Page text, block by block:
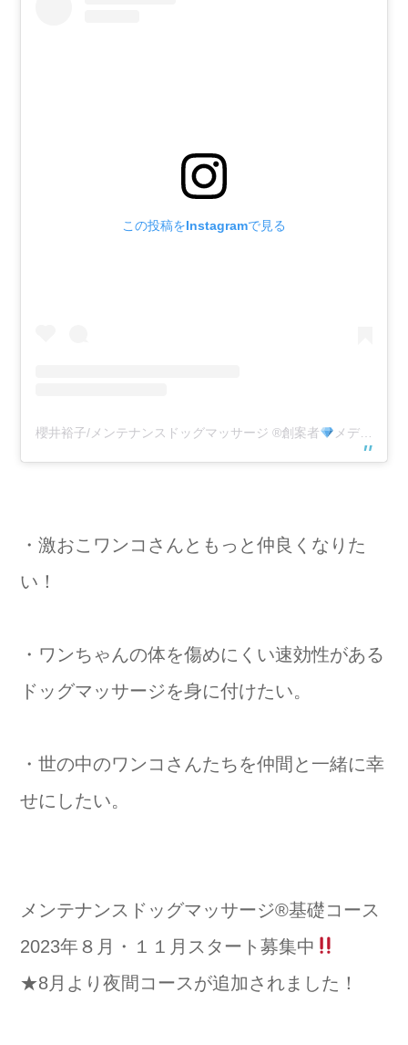
この投稿をInstagramで見る
櫻井裕子/メンテナンスドッグマッサージ ®️創案者 メディカルドッグアロマブランド♚ルポデアンジュ(@appricie)がシェアした投稿
・激おこワンコさんともっと仲良くなりた
い！
・ワンちゃんの体を傷めにくい速効性がある
ドッグマッサージを身に付けたい。
・世の中のワンコさんたちを仲間と一緒に幸
せにしたい。
⁡メンテナンスドッグマッサージ®️基礎コース
2023年８月・１１月スタート募集中
★8月より夜間コースが追加されました！